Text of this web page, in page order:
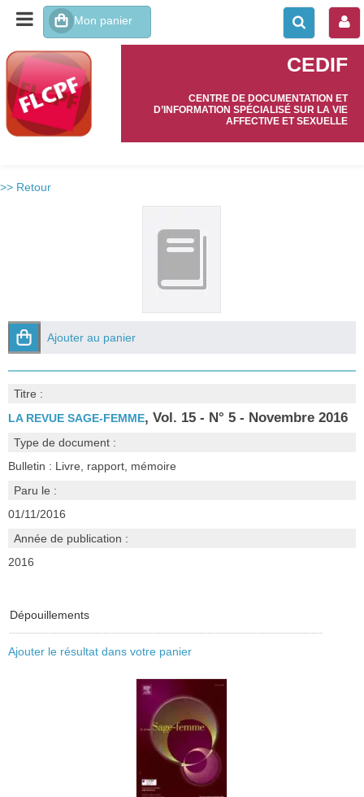
CEDIF
CENTRE DE DOCUMENTATION ET
D’INFORMATION SPÉCIALISÉ SUR LA VIE
AFFECTIVE ET SEXUELLE
>> Retour
Ajouter au panier
Titre :
LA REVUE SAGE-FEMME, Vol. 15 - N° 5 - Novembre 2016
Type de document :
Bulletin : Livre, rapport, mémoire
Paru le :
01/11/2016
Année de publication :
2016
Dépouillements
Ajouter le résultat dans votre panier